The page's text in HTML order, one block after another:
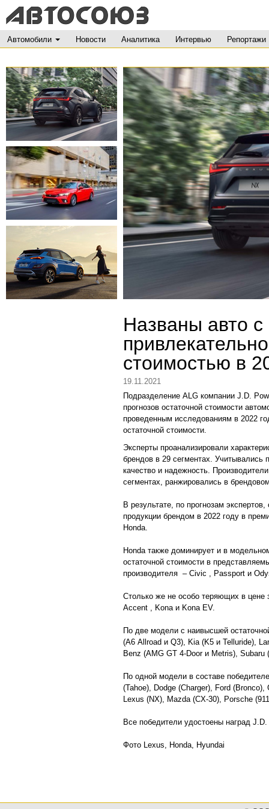
Автомобили Новости Аналитика Интервью Репортажи
Названы авто
стоимостью в
19.11.2021
Подразделение ALG компании J.D.
прогнозов остаточной стоимости
проведенным исследованиям в 2022
остаточной стоимости.
Эксперты проанализировали
брендов в 29 сегментах. Учитывались
качество и надежность.
сегментах, ранжировались в
В результате, по прогнозам
продукции брендом в 2022 году в
Honda.
Honda также доминирует и в
остаточной стоимости в
производителя – Civic , Passport и
Столько же не особо теряющих в цене
Accent , Kona и Kona EV.
По две модели с наивысшей
(A6 Allroad и Q3), Kia (K5 и Telluride),
Benz (AMG GT 4-Door и Metris),
По одной модели в составе
(Tahoe), Dodge (Charger), Ford
Lexus (NX), Mazda (CX-30), Porsche
Все победители удостоены наград
Фото Lexus, Honda, Hyundai